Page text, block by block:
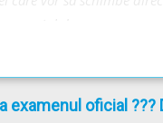
oficial ???